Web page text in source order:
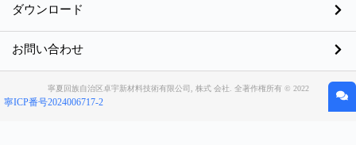
ダウンロード
お問い合わせ
寧夏回族自治区卓宇新材料技術有限公司, 株式 会社. 全著作権所有 © 2022
寧ICP番号2024006717-2